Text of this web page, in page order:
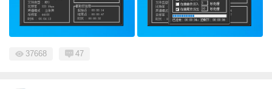
37668 47